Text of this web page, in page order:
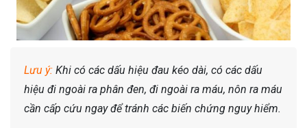
Lưu ý: Khi có các dấu hiệu đau kéo dài, có các dấu
hiệu đi ngoài ra phân đen, đi ngoài ra máu, nôn ra máu
cần cấp cứu ngay để tránh các biến chứng nguy hiểm.